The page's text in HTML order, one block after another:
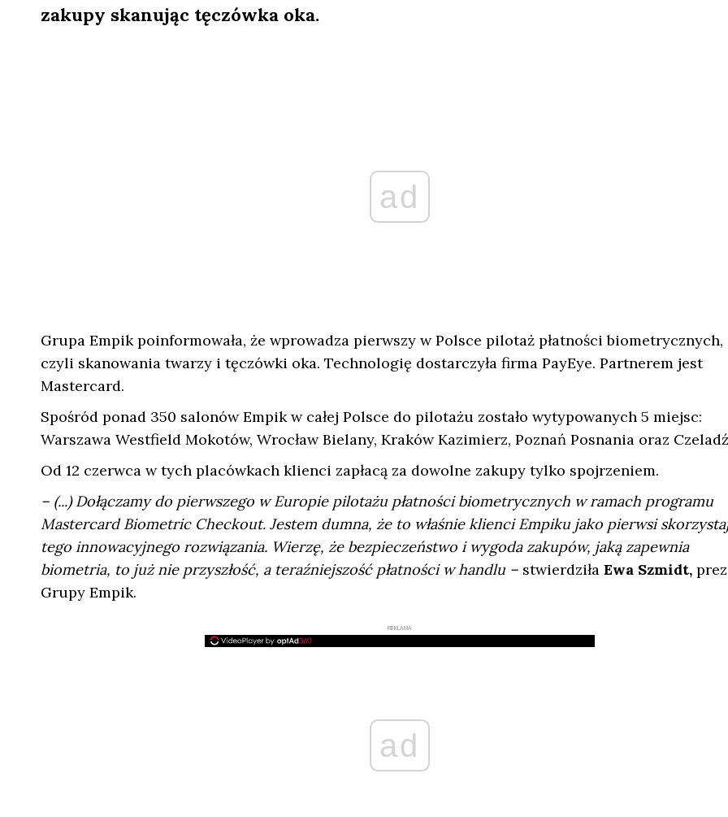
zakupy skanując tęczówka oka.
ad
Grupa Empik poinformowała, że wprowadza pierwszy w Polsce pilotaż płatności biometrycznych,
czyli skanowania twarzy i tęczówki oka. Technologię dostarczyła firma PayEye. Partnerem jest
Mastercard.
Spośród ponad 350 salonów Empik w całej Polsce do pilotażu zostało wytypowanych 5 miejsc:
Warszawa Westfield Mokotów, Wrocław Bielany, Kraków Kazimierz, Poznań Posnania oraz
Od 12 czerwca w tych placówkach klienci zapłacą za dowolne zakupy tylko spojrzeniem.
– (...) Dołączamy do pierwszego w Europie pilotażu płatności biometrycznych w ramach programu
Mastercard Biometric Checkout. Jestem dumna, że to właśnie klienci Empiku jako pierwsi
tego innowacyjnego rozwiązania. Wierzę, że bezpieczeństwo i wygoda zakupów, jaką zapewnia
biometria, to już nie przyszłość, a teraźniejszość płatności w handlu –stwierdziła Ewa Szmidt,
Grupy Empik.
REKLAMA
ad